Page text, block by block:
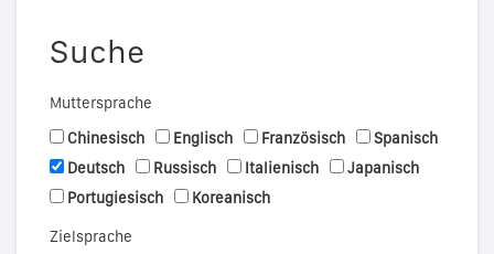
Suche
Muttersprache
Chinesisch
Englisch Französisch
Spanisch
Deutsch
Russisch Italienisch
Japanisch
Portugiesisch
Koreanisch
Zielsprache